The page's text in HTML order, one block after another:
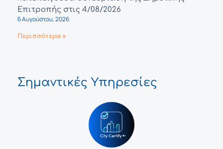
Επιτροπής στις 4/08/2026
6 Αυγούστου, 2026
Περισσότερα »
Σημαντικές Υπηρεσίες